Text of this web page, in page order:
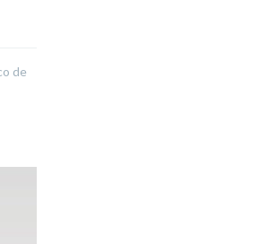
de